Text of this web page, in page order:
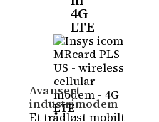
Avansert
industrimodem
4G
LTE
Et trådløst mobilt